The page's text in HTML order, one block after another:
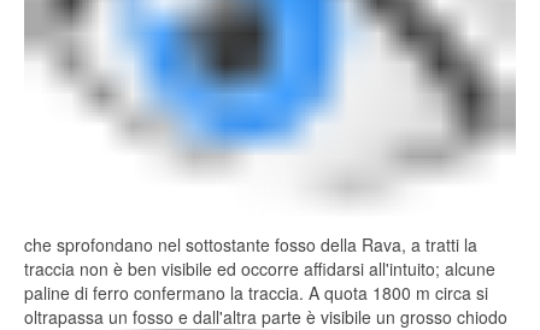
che sprofondano nel sottostante fosso della Rava, a tratti la
traccia non è ben visibile ed occorre affidarsi all'intuito; alcune
paline di ferro confermano la traccia. A quota 1800 m circa si
oltrapassa un fosso e dall'altra parte è visibile un grosso chiodo